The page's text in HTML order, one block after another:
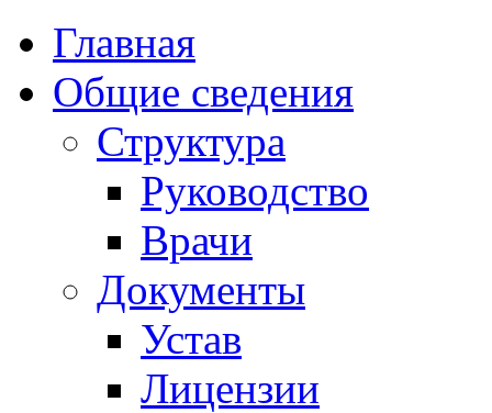
Главная
Общие сведения
Структура
Руководство
Врачи
Документы
Устав
Лицензии